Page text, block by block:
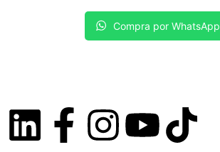
Compra por WhatsApp